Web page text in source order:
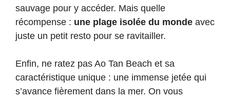
sauvage pour y accéder. Mais quelle
récompense : une plage isolée du monde avec
juste un petit resto pour se ravitailler.
Enfin, ne ratez pas Ao Tan Beach et sa
caractéristique unique : une immense jetée qui
s’avance fièrement dans la mer. On vous